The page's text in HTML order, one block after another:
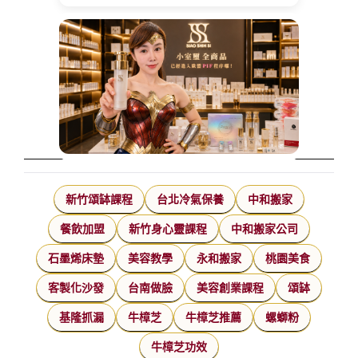
新竹頌缽課程 台北冷氣保養 中和搬家
餐飲加盟 新竹身心靈課程 中和搬家公司
石墨烯床墊 美容教學 永和搬家 桃園美食
客製化沙發 台南做臉 美容創業課程 頌缽
基隆抓漏 牛樟芝 牛樟芝推薦 螺螄粉
牛樟芝功效